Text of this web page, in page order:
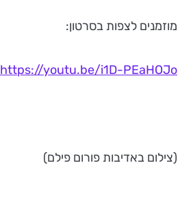
מוזמנים לצפות בסרטון:
https://youtu.be/i1D-PEaHOJo
(צילום באדיבות פורום פילם)